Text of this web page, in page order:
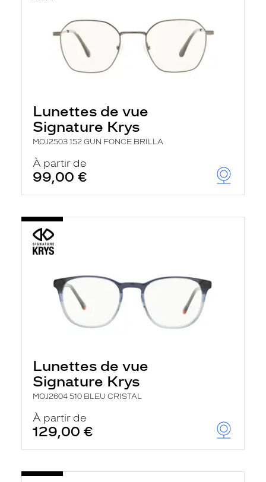
Lunettes de vue
Signature Krys
MOJ2503 152 GUN FONCE BRILLA
À partir de
99,00 €
Lunettes de vue
Signature Krys
MOJ2604 510 BLEU CRISTAL
À partir de
129,00 €